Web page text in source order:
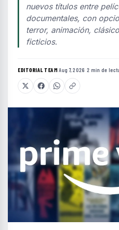
nuevos títulos entre
documentales, con
terror, animación,
ficticios.
EDITORIAL TEAM·Aug 7, 2026 ·2 min de